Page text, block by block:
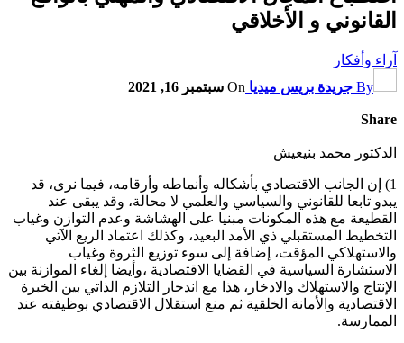
القانوني و الأخلاقي
آراء وأفكار
By جريدة بريس ميديا On سبتمبر 16, 2021
Share
الدكتور محمد بنيعيش
1) إن الجانب الاقتصادي بأشكاله وأنماطه وأرقامه، فيما نرى، قد
يبدو تابعا للقانوني والسياسي والعلمي لا محالة، وقد يبقى عند
القطيعة مع هذه المكونات مبنيا على الهشاشة وعدم التوازن وغياب
التخطيط المستقبلي ذي الأمد البعيد، وكذلك اعتماد الريع الآتي
والاستهلاكي المؤقت، إضافة إلى سوء توزيع الثروة وغياب
الاستشارة السياسية في القضايا الاقتصادية ،وأيضا إلغاء الموازنة بين
الإنتاج والاستهلاك والادخار، هذا مع اندحار التلازم الذاتي بين الخبرة
الاقتصادية والأمانة الخلقية ثم منع استقلال الاقتصادي بوظيفته عند
الممارسة.